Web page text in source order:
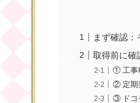
まず確認
取得前に確
① 工事
② 定期
③ ドコ